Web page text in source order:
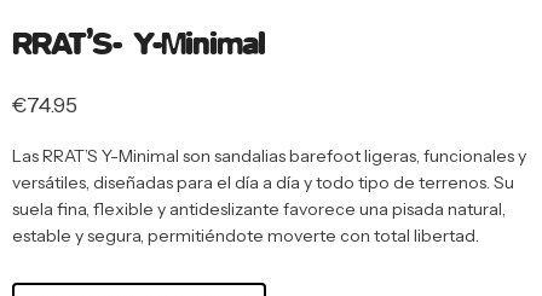
RRAT’S- Y-Minimal
€74.95
Las RRAT’S Y-Minimal son sandalias barefoot ligeras, funcionales y
versátiles, diseñadas para el día a día y todo tipo de terrenos. Su
suela fina, flexible y antideslizante favorece una pisada natural,
estable y segura, permitiéndote moverte con total libertad.